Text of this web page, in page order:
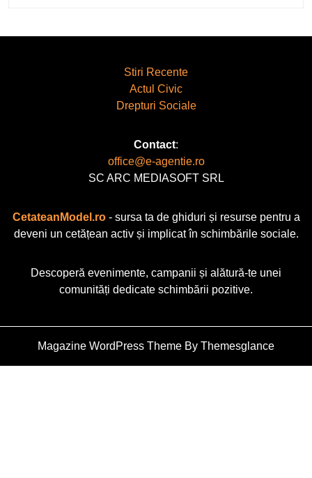
Stiri Recente
Actul Civic
Drepturi Sociale
Contact:
office@e-agentie.ro
SC ARC MEDIASOFT SRL
CetateanModel.ro- sursa ta de ghiduri și resurse pentru a
deveni un cetățean activ și implicat în schimbările sociale.
Descoperă evenimente, campanii și alătură-te unei
comunități dedicate schimbării pozitive.
Magazine WordPress Theme By Themesglance